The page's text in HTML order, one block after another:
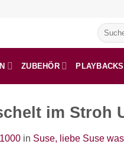
Suchen
nach:
ZUBEHÖR PLAYBACKS
im Stroh
in Suse, liebe Suse